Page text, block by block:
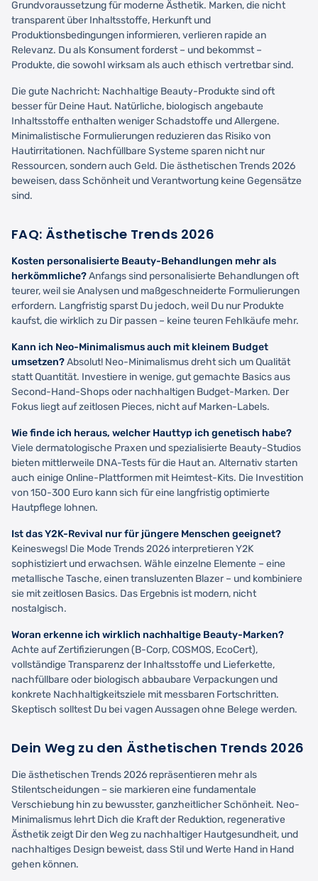
Grundvoraussetzung für moderne Ästhetik. Marken, die nicht
transparent über Inhaltsstoffe, Herkunft und
Produktionsbedingungen informieren, verlieren rapide an
Relevanz. Du als Konsument forderst – und bekommst –
Produkte, die sowohl wirksam als auch ethisch vertretbar sind.
Die gute Nachricht: Nachhaltige Beauty-Produkte sind oft
besser für Deine Haut. Natürliche, biologisch angebaute
Inhaltsstoffe enthalten weniger Schadstoffe und Allergene.
Minimalistische Formulierungen reduzieren das Risiko von
Hautirritationen. Nachfüllbare Systeme sparen nicht nur
Ressourcen, sondern auch Geld. Die ästhetischen Trends 2026
beweisen, dass Schönheit und Verantwortung keine Gegensätze
sind.
FAQ: Ästhetische Trends 2026
Kosten personalisierte Beauty-Behandlungen mehr als
herkömmliche?Anfangs sind personalisierte Behandlungen oft
teurer, weil sie Analysen und maßgeschneiderte Formulierungen
erfordern. Langfristig sparst Du jedoch, weil Du nur Produkte
kaufst, die wirklich zu Dir passen – keine teuren Fehlkäufe mehr.
Kann ich Neo-Minimalismus auch mit kleinem Budget
umsetzen?Absolut! Neo-Minimalismus dreht sich um Qualität
statt Quantität. Investiere in wenige, gut gemachte Basics aus
Second-Hand-Shops oder nachhaltigen Budget-Marken. Der
Fokus liegt auf zeitlosen Pieces, nicht auf Marken-Labels.
Wie finde ich heraus, welcher Hauttyp ich genetisch habe?
Viele dermatologische Praxen und spezialisierte Beauty-Studios
bieten mittlerweile DNA-Tests für die Haut an. Alternativ starten
auch einige Online-Plattformen mit Heimtest-Kits. Die Investition
von 150-300 Euro kann sich für eine langfristig optimierte
Hautpflege lohnen.
Ist das Y2K-Revival nur für jüngere Menschen geeignet?
Keineswegs! Die Mode Trends 2026 interpretieren Y2K
sophistiziert und erwachsen. Wähle einzelne Elemente – eine
metallische Tasche, einen transluzenten Blazer – und kombiniere
sie mit zeitlosen Basics. Das Ergebnis ist modern, nicht
nostalgisch.
Woran erkenne ich wirklich nachhaltige Beauty-Marken?
Achte auf Zertifizierungen (B-Corp, COSMOS, EcoCert),
vollständige Transparenz der Inhaltsstoffe und Lieferkette,
nachfüllbare oder biologisch abbaubare Verpackungen und
konkrete Nachhaltigkeitsziele mit messbaren Fortschritten.
Skeptisch solltest Du bei vagen Aussagen ohne Belege werden.
Dein Weg zu den Ästhetischen Trends 2026
Die ästhetischen Trends 2026 repräsentieren mehr als
Stilentscheidungen – sie markieren eine fundamentale
Verschiebung hin zu bewusster, ganzheitlicher Schönheit. Neo-
Minimalismus lehrt Dich die Kraft der Reduktion, regenerative
Ästhetik zeigt Dir den Weg zu nachhaltiger Hautgesundheit, und
nachhaltiges Design beweist, dass Stil und Werte Hand in Hand
gehen können.